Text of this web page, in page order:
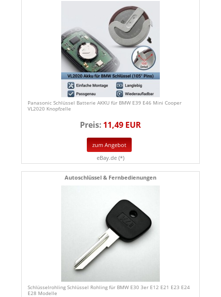
Panasonic Schlüssel Batterie AKKU für BMW E39 E46 Mini Cooper
VL2020 Knopfzelle
Preis: 11,49 EUR
zum Angebot
eBay.de (*)
Autoschlüssel & Fernbedienungen
Schlüsselrohling Schlüssel Rohling für BMW E30 3er E12 E21 E23 E24
E28 Modelle